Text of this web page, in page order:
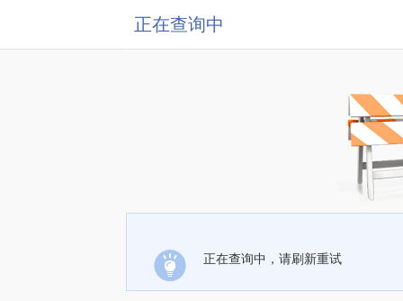
正在查询中
正在查询中，请刷新重试